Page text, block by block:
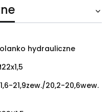
hydrauliczne
21,9zew./20,2-20,6wew.